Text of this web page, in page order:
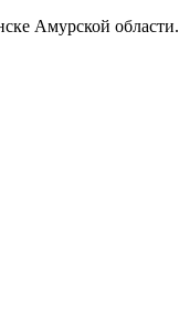
Амурской области.